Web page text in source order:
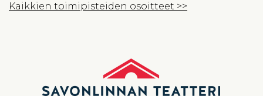
Kaikkien toimipisteiden osoitteet >>